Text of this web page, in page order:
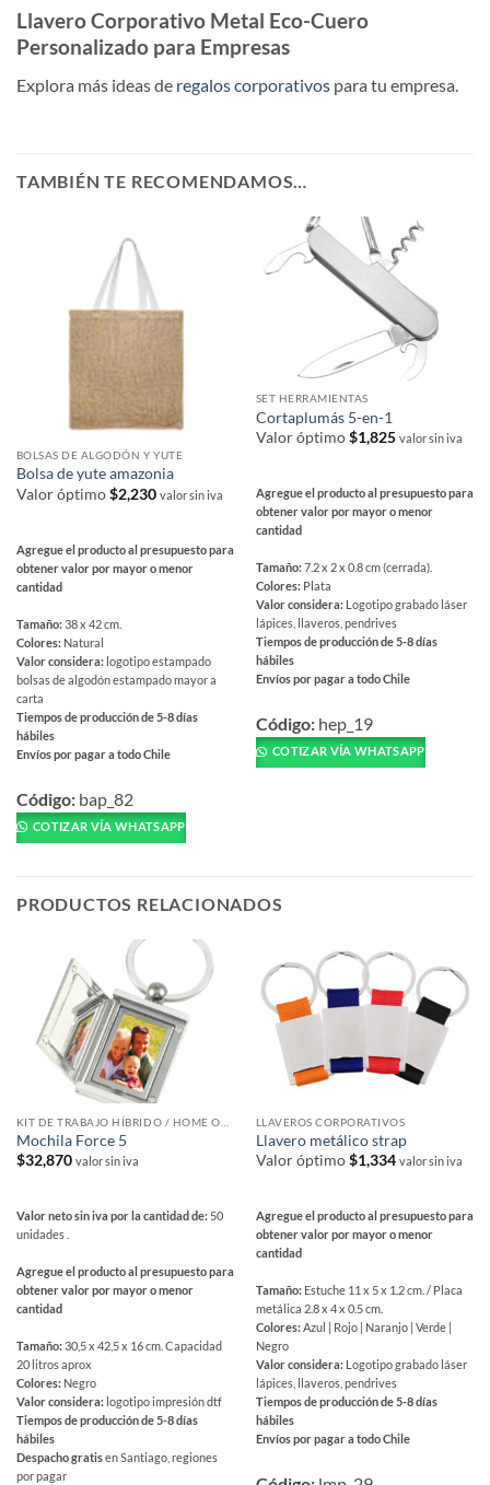
Llavero Corporativo Metal Eco-Cuero
Personalizado para Empresas
Explora más ideas de regalos corporativos para tu empresa.
TAMBIÉN TE RECOMENDAMOS…
BOLSAS DE ALGODÓN Y YUTE
Bolsa de yute amazonia
Valor óptimo$2,230 valor sin iva
Agregue el producto al presupuesto para
obtener valor por mayor o menor
cantidad
Tamaño: 38 x 42 cm.
Colores: Natural
Valor considera: logotipo estampado
bolsas de algodón estampado mayor a
carta
Tiempos de producción de 5-8 días
hábiles
Envíos por pagar a todo Chile
producto
tiene
múltiples
opciones
página
producto
Código: bap_82
COTIZAR VÍA WHATSAPP
SET HERRAMIENTAS
Cortaplumás 5-en-1
Valor óptimo$1,825 valor sin iva
Agregue el producto al presupuesto para
obtener valor por mayor o menor
cantidad
Tamaño:7.2 x 2 x 0.8 cm (cerrada).
Colores: Plata
Valor considera: Logotipo grabado láser
lápices, llaveros, pendrives
Tiempos de producción de 5-8 días
hábiles
Envíos por pagar a todo Chile
producto
tiene
múltiples
elegir
página
de
producto
Código: hep_19
COTIZAR VÍA WHATSAPP
PRODUCTOS RELACIONADOS
Mochila Force 5
$32,870 valor sin iva
Valor neto sin iva por la cantidad de: 50
unidades .
Agregue el producto al presupuesto para
obtener valor por mayor o menor
cantidad
Tamaño:30,5 x 42,5 x 16 cm. Capacidad
20 litros aprox
Colores: Negro
Valor considera: logotipo impresión dtf
Tiempos de producción de 5-8 días
hábiles
Despacho gratisen Santiago, regiones
por pagar
LLAVEROS CORPORATIVOS
Llavero metálico strap
Valor óptimo$1,334 valor sin iva
Agregue el producto al presupuesto para
obtener valor por mayor o menor
cantidad
Tamaño: Estuche 11 x 5 x 1.2 cm. / Placa
metálica 2.8 x 4 x 0.5 cm.
Colores:Azul | Rojo | Naranjo | Verde |
Negro
Valor considera: Logotipo grabado láser
lápices, llaveros, pendrives
Tiempos de producción de 5-8 días
hábiles
Envíos por pagar a todo Chile